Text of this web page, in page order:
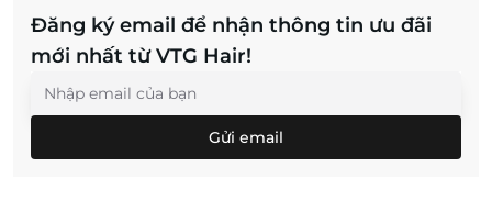
Đăng ký email để nhận thông tin ưu đãi
mới nhất từ VTG Hair!
Gửi email